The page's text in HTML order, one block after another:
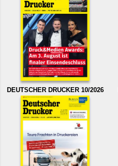
DEUTSCHER DRUCKER 10/2026